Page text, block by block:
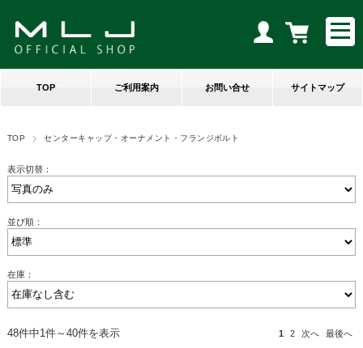
TOP ご利用案内 お問い合せ サイトマップ
TOP センターキャップ・オーナメント・フランジボルト
表示切替：
並び順：
在庫：
48件中1件～40件を表示 1 2 次へ 最後へ